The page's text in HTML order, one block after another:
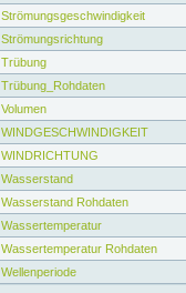
Strömungsgeschwindigkeit
Strömungsrichtung
Trübung
Trübung_Rohdaten
Volumen
WINDGESCHWINDIGKEIT
WINDRICHTUNG
Wasserstand
Wasserstand Rohdaten
Wassertemperatur
Wassertemperatur Rohdaten
Wellenperiode